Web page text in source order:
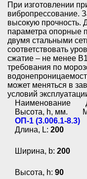
При изготовлении
вибропрессование.
высокую прочность.
параметра опорные
двумя стальными
соответствовать
сжатие – не менее
требования по
может меняться в
условий
Наименование
Высота, h, мм.
ОП-1 (3.006.1-8.3)
Длина, L: 200
Ширина, b: 200
Высота, h: 90